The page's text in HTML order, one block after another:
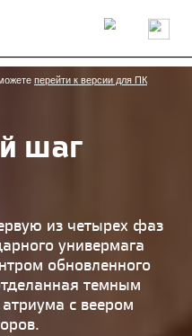
Пресса
Архитекторы
Вакансии
Блог
Интерьер
Урбанистика
перейти к версии для ПК
шаг
из четырех фаз
универмага
обновленного
темным
с веером